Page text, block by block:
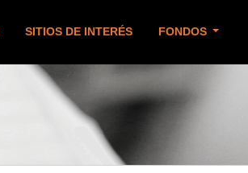
SITIOS DE INTERÉS FONDOS